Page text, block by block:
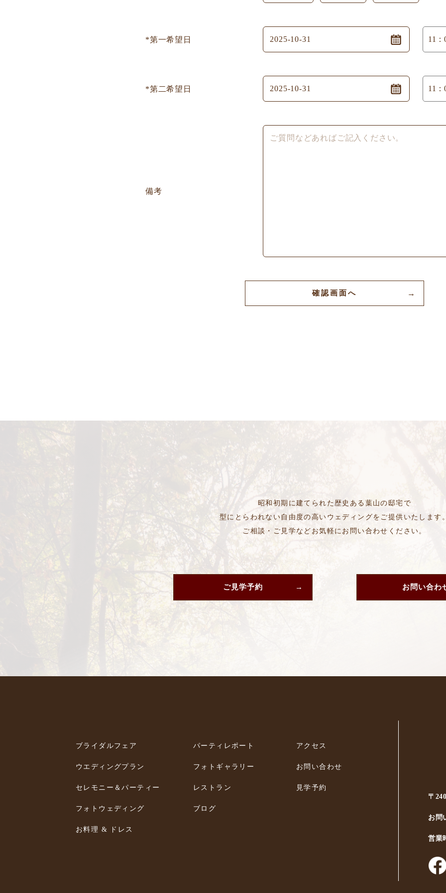
*第一希望日
*第二希望日
備考
昭和初期に建てられた歴史ある葉山の邸宅で
型にとらわれない自由度の高いウェディングをご提供いたします
ご相談・ご見学などお気軽にお問い合わせください。
ご見学予約 お問い合わ
ブライダルフェア
ウエディングプラン
セレモニー＆パーティー
フォトウェディング
お料理 & ドレス
パーティレポート
フォトギャラリー
レストラン
ブログ
アクセス
お問い合わせ
見学予約
〒
お問
営業